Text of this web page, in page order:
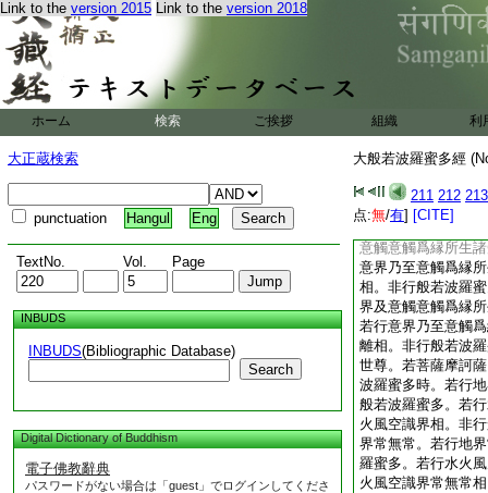
Link to the version 2015 Link to the version 2018
ホーム 検索 ご挨拶 組織 利
大正蔵検索
punctuation Hangul Eng
TextNo. Vol. Page
INBUDS
INBUDS(Bibliographic Database)
Search
Digital Dictionary of Buddhism
電子佛教辭典
パスワードがない場合は「guest」でログインしてくださ
大般若波羅蜜多經
211 212 213
点:無/有] [CITE]
意識界及意觸意觸
若行意界乃至意觸
相。非行般若波羅
界及意觸意觸爲縁
行般若波羅蜜多。
意觸意觸爲縁所生
界乃至意觸爲縁所
行般若波羅蜜多。
意觸意觸爲縁所生
界乃至意觸爲縁所
行般若波羅蜜多。
意觸意觸爲縁所生
意界乃至意觸爲縁
相。非行般若波羅
界及意觸意觸爲縁
若行意界乃至意觸
離相。非行般若波
世尊。若菩薩摩訶
波羅蜜多時。若行
般若波羅蜜多。若
火風空識界相。非
界常無常。若行地
羅蜜多。若行水火
火風空識界常無常